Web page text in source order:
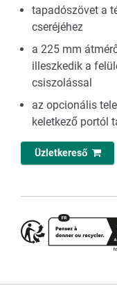
tapadószövet a
cseréjéhez
a 225 mm
illeszkedik a
csiszolással
az opcionális
keletkező portól
Üzletkereső